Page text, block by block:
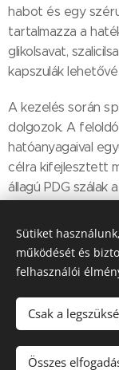
habot és egy
tartalmazza a
glikolsavat,
kapszulák
A kezelés során
dolgozok. A
hatóanyagaival
célra kifejlesztett
állagú PDG szálak
érnek el. 1
Ára: 50 000 Ft
Sütiket
működését és
felhasználói
Csak a
Összes